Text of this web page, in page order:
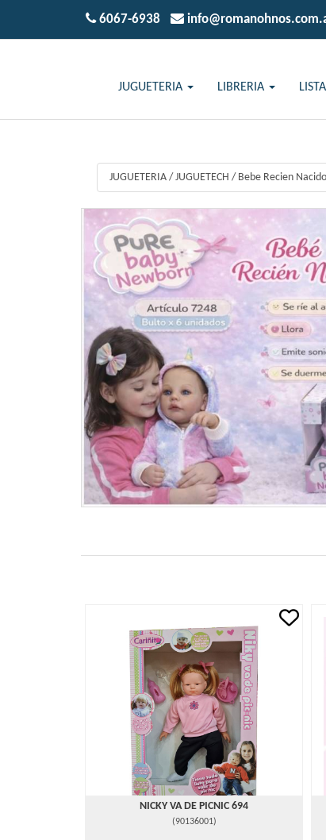
6067-6938
JUGUETERIA LIBRERIA
JUGUETERIA / JUGUETECH / Bebe Recien
NICKY VA DE PICNIC 694
(90136001)